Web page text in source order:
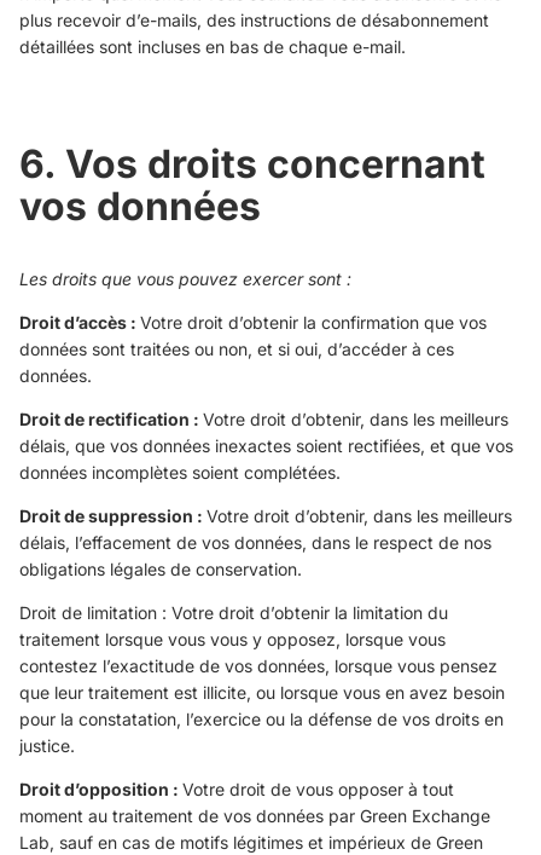
plus recevoir d’e-mails, des instructions de désabonnement
détaillées sont incluses en bas de chaque e-mail.
6. Vos droits concernant
vos données
Les droits que vous pouvez exercer sont :
Droit d’accès : Votre droit d’obtenir la confirmation que vos
données sont traitées ou non, et si oui, d’accéder à ces
données.
Droit de rectification : Votre droit d’obtenir, dans les meilleurs
délais, que vos données inexactes soient rectifiées, et que vos
données incomplètes soient complétées.
Droit de suppression : Votre droit d’obtenir, dans les meilleurs
délais, l’effacement de vos données, dans le respect de nos
obligations légales de conservation.
Droit de limitation : Votre droit d’obtenir la limitation du
traitement lorsque vous vous y opposez, lorsque vous
contestez l’exactitude de vos données, lorsque vous pensez
que leur traitement est illicite, ou lorsque vous en avez besoin
pour la constatation, l’exercice ou la défense de vos droits en
justice.
Droit d’opposition : Votre droit de vous opposer à tout
moment au traitement de vos données par Green Exchange
Lab, sauf en cas de motifs légitimes et impérieux de Green